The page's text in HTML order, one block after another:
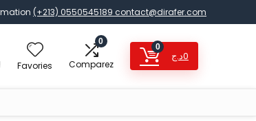
(+213) 0550545189 contact@dirafer.com
Favories
0
Comparez
0
0د.ج